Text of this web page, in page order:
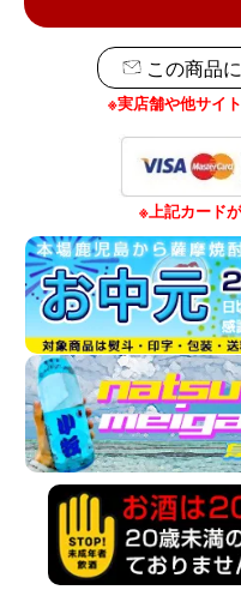
この商品
※実店舗や他サイ
※上記カード